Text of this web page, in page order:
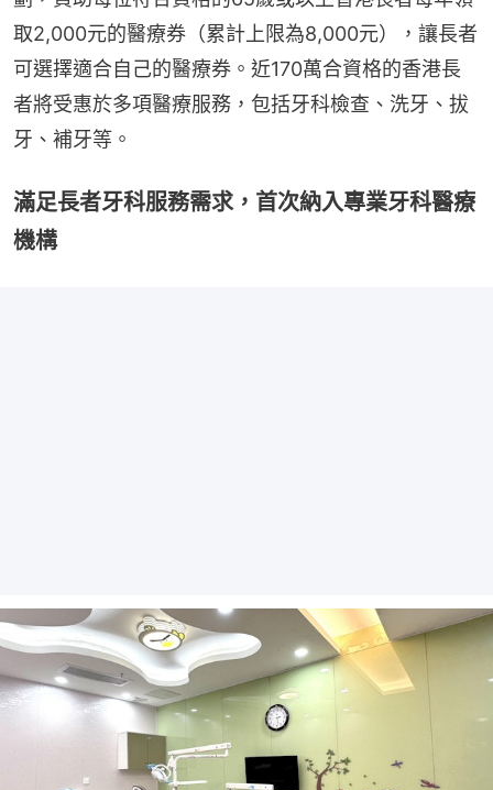
取2,000元的醫療券（累計上限為8,000元），讓長者
可選擇適合自己的醫療券。近170萬合資格的香港長
者將受惠於多項醫療服務，包括牙科檢查、洗牙、拔
牙、補牙等。
滿足長者牙科服務需求，首次納入專業牙科醫療
機構